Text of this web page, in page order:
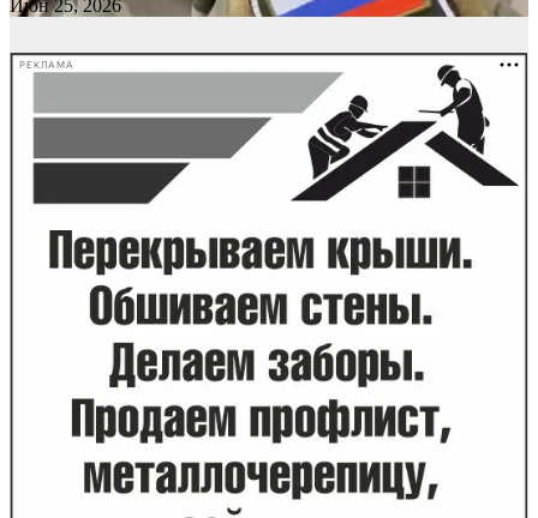
Июн 25, 2026
РЕКЛАМА